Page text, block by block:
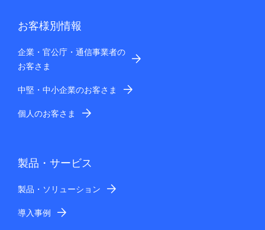
お客様別情報
企業・官公庁・通信事業者の
お客さま
中堅・中小企業のお客さま
個人のお客さま
製品・サービス
製品・ソリューション
導入事例